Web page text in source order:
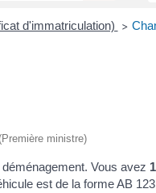
d'immatriculation) >
ministre)
Vous avez
est de la forme AB